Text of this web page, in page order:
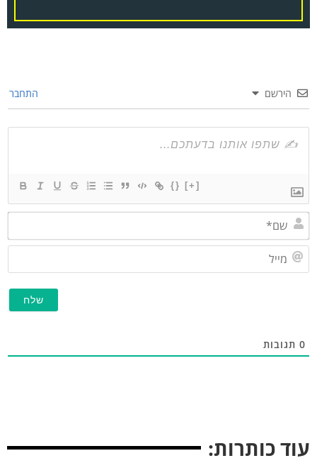
הירשם התחבר
{}
שם*
מייל
תגובות
כותרות: